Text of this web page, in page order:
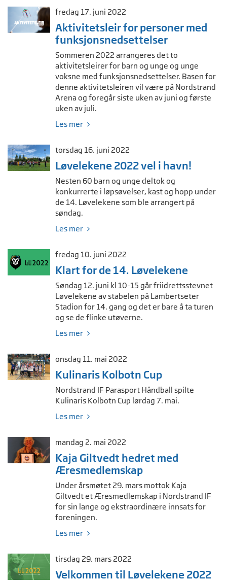
fredag 17. juni 2022
Aktivitetsleir for personer med
funksjonsnedsettelser
Sommeren 2022 arrangeres det to
aktivitetsleirer for barn og unge og unge
voksne med funksjonsnedsettelser. Basen for
denne aktivitetsleiren vil være på Nordstrand
Arena og foregår siste uken av juni og første
uken av juli.
Les mer
torsdag 16. juni 2022
Løvelekene 2022 vel i havn!
Nesten 60 barn og unge deltok og
konkurrerte i løpsøvelser, kast og hopp under
de 14. Løvelekene som ble arrangert på
søndag.
Les mer
fredag 10. juni 2022
Klart for de 14. Løvelekene
Søndag 12. juni kl 10-15 går friidrettsstevnet
Løvelekene av stabelen på Lambertseter
Stadion for 14. gang og det er bare å ta turen
og se de flinke utøverne.
Les mer
onsdag 11. mai 2022
Kulinaris Kolbotn Cup
Nordstrand IF Parasport Håndball spilte
Kulinaris Kolbotn Cup lørdag 7. mai.
Les mer
mandag 2. mai 2022
Kaja Giltvedt hedret med
Æresmedlemskap
Under årsmøtet 29. mars mottok Kaja
Giltvedt et Æresmedlemskap i Nordstrand IF
for sin lange og ekstraordinære innsats for
foreningen.
Les mer
tirsdag 29. mars 2022
Velkommen til Løvelekene 2022